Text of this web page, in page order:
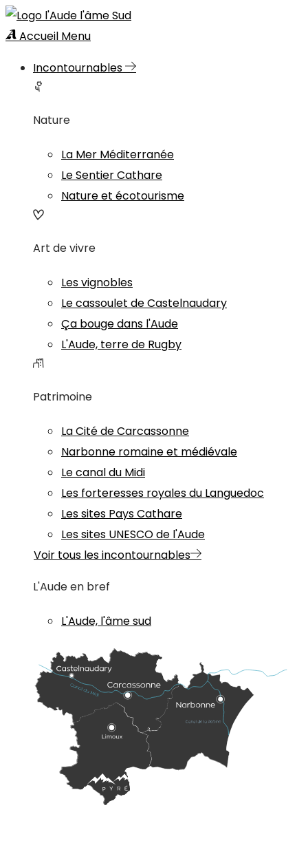
Accueil Menu
Incontournables
Nature
La Mer Méditerranée
Le Sentier Cathare
Nature et écotourisme
Art de vivre
Les vignobles
Le cassoulet de Castelnaudary
Ça bouge dans l'Aude
L'Aude, terre de Rugby
Patrimoine
La Cité de Carcassonne
Narbonne romaine et médiévale
Le canal du Midi
Les forteresses royales du Languedoc
Les sites Pays Cathare
Les sites UNESCO de l'Aude
Voir tous les incontournables
L'Aude en bref
L'Aude, l'âme sud